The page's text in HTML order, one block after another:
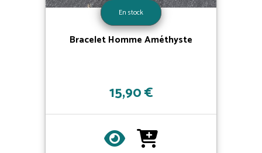
En stock
Bracelet Homme Améthyste
15,90 €